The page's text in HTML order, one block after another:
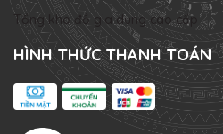
Tổng kho đồ gia dụng cao cấp
HÌNH THỨC THANH TOÁN